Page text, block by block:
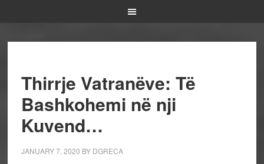
Thirrje Vatranëve: Të
Bashkohemi në nji
Kuvend…
JANUARY 7, 2020 BY DGRECA